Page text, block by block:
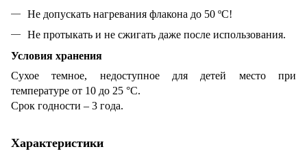
Не допускать нагревания флакона до 50 ºС!
Не протыкать и не сжигать даже после использования.
Условия хранения
Сухое темное, недоступное для детей место при
температуре от 10 до 25 °С.
Срок годности – 3 года.
Характеристики